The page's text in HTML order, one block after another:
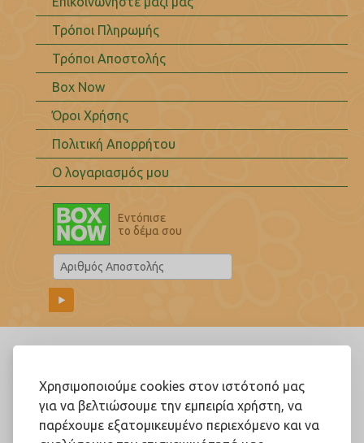
Χρησιμοποιούμε cookies στον ιστότοπό μας
για να βελτιώσουμε την εμπειρία χρήστη, να
παρέχουμε εξατομικευμένο περιεχόμενο και να
Τρόποι Πληρωμής
Τρόποι Αποστολής
Box Now
Όροι Χρήσης
Πολιτική Απορρήτου
Ο λογαριασμός μου
Εντόπισε
το δέμα σου
Ακολουθήστε μας!